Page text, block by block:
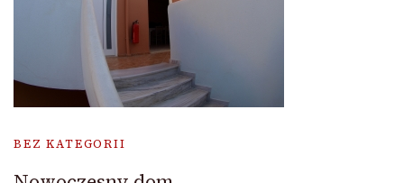
BEZ KATEGORII